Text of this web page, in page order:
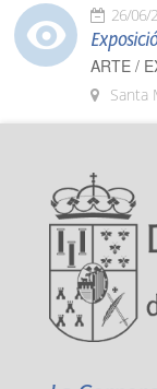
26/06/
ARTE /
Santa